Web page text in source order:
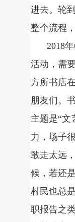
进去。轮
整个流程
2018
活动，需
方所书店
朋友们。
主题是“
力，场子
敢走太远
候，若还
村民也总
职报告之